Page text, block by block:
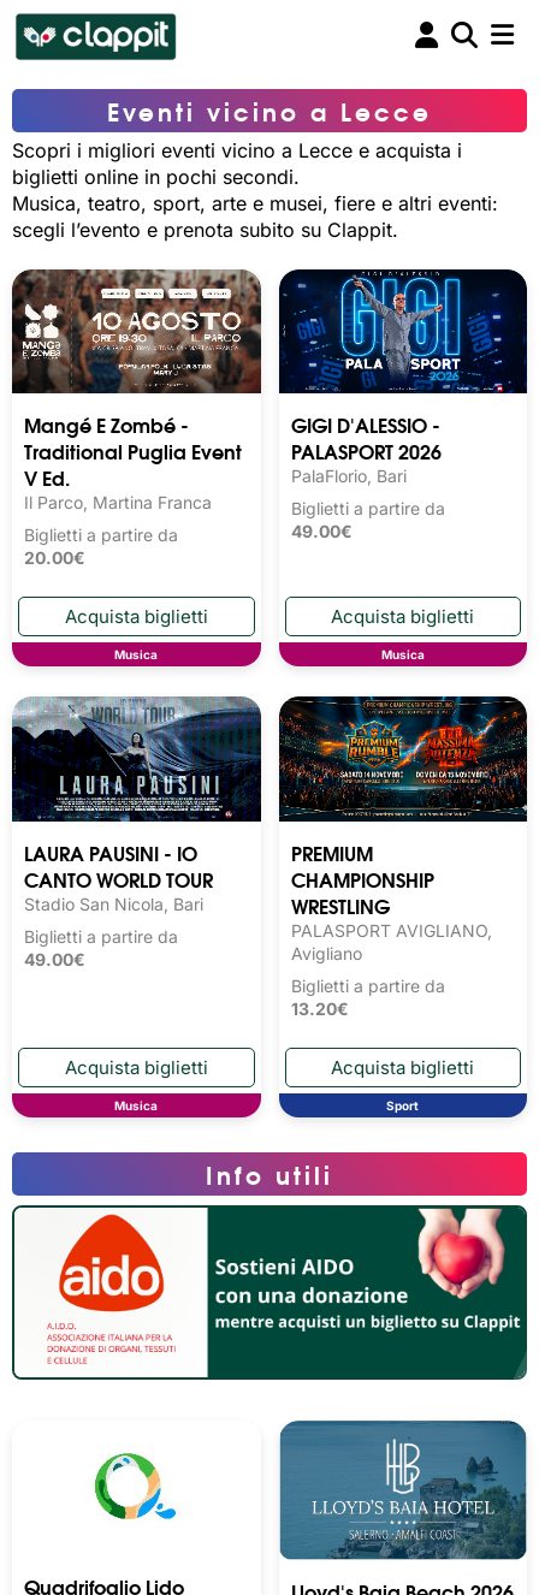
Eventi vicino a Lecce
Scopri i migliori eventi vicino a Lecce e acquista i
biglietti online in pochi secondi.
Musica, teatro, sport, arte e musei, fiere e altri eventi:
scegli l’evento e prenota subito su Clappit.
Mangé E Zombé -
Traditional Puglia Event
V Ed.
Il Parco, Martina Franca
Biglietti a partire da
20.00€
Musica
GIGI D'ALESSIO -
PALASPORT 2026
PalaFlorio, Bari
Biglietti a partire da
49.00€
Musica
LAURA PAUSINI - IO
CANTO WORLD TOUR
Stadio San Nicola, Bari
Biglietti a partire da
49.00€
Musica
PREMIUM
CHAMPIONSHIP
WRESTLING
PALASPORT AVIGLIANO,
Avigliano
Biglietti a partire da
13.20€
Sport
Quadrifoglio Lido
Info utili